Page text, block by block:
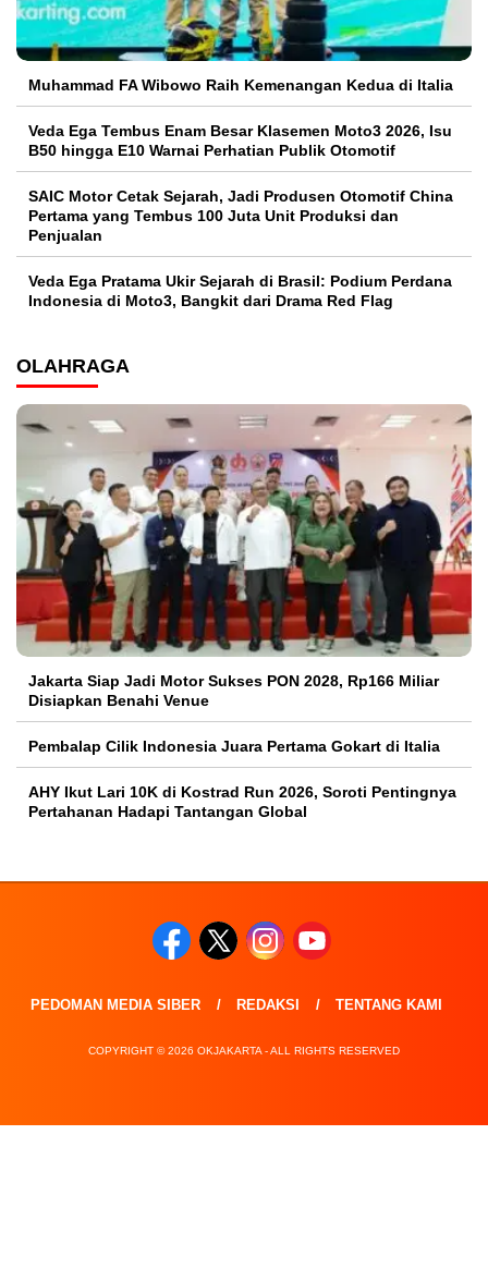
Muhammad FA Wibowo Raih Kemenangan Kedua di Italia
Veda Ega Tembus Enam Besar Klasemen Moto3 2026, Isu
B50 hingga E10 Warnai Perhatian Publik Otomotif
SAIC Motor Cetak Sejarah, Jadi Produsen Otomotif China
Pertama yang Tembus 100 Juta Unit Produksi dan
Penjualan
Veda Ega Pratama Ukir Sejarah di Brasil: Podium Perdana
Indonesia di Moto3, Bangkit dari Drama Red Flag
OLAHRAGA
Jakarta Siap Jadi Motor Sukses PON 2028, Rp166 Miliar
Disiapkan Benahi Venue
Pembalap Cilik Indonesia Juara Pertama Gokart di Italia
AHY Ikut Lari 10K di Kostrad Run 2026, Soroti Pentingnya
Pertahanan Hadapi Tantangan Global
PEDOMAN MEDIA SIBER REDAKSI TENTANG KAMI
COPYRIGHT © 2026 OKJAKARTA - ALL RIGHTS RESERVED